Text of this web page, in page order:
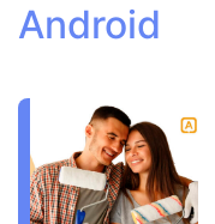
Android